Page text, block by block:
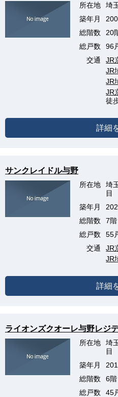
所在地
埼
築年月
総階数
20
総戸数
96
交通
JR
JR
JR
JR
徒
詳細
サンクレイドル与野
所在地
埼
目
築年月
総階数
7階
総戸数
55
交通
JR
JR
詳細
ライオンズクオーレ与野レジ
所在地
埼
目
築年月
総階数
6階
総戸数
45